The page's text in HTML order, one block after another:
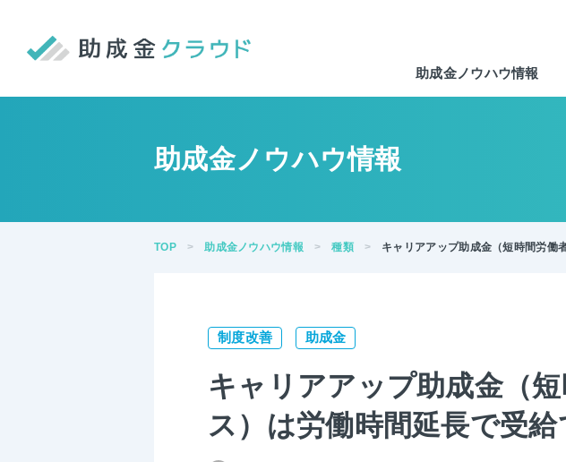
助成金ノウハウ情報
助成金ノウハウ情報
TOP 助成金ノウハウ情報 種類 キャリアアップ助成金（短時間労働
制度改善 助成金
キャリアアップ助成金（
ス）は労働時間延長で受